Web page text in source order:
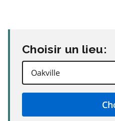
Choisir un lieu: